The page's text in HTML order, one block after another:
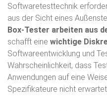
Softwaretesttechnik
aus der Sicht eines
Box-Tester arbeiten aus
schafft eine wichtige
Softwareentwicklung und
Wahrscheinlichkeit, dass
Anwendungen auf eine
Spezifikateure nicht